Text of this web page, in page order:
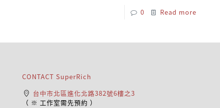
0 Read more
CONTACT SuperRich
台中市北區進化北路382號6樓之3
（ ※ 工作室需先預約 ）